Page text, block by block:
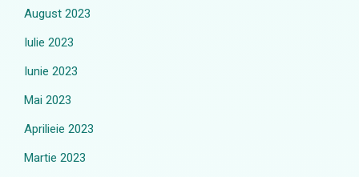
August 2023
Iulie 2023
Iunie 2023
Mai 2023
Aprilieie 2023
Martie 2023